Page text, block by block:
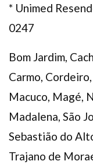
* Unimed
0247
Bom Jardim,
Carmo,
Macuco, Magé,
Madalena, São
Sebastião do
Trajano de